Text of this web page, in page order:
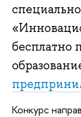
бесплатно
Конкурс